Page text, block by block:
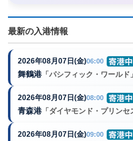
最新の入港情報
2026年08月07日(金)06:00
舞鶴港 「パシフィック・ワールド」
2026年08月07日(金)08:00
青森港 「ダイヤモンド・プリンセ
2026年08月07日(金)09:00